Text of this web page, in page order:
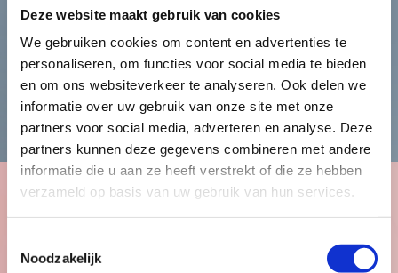
Deze website maakt gebruik van cookies
We gebruiken cookies om content en advertenties te
personaliseren, om functies voor social media te bieden
en om ons websiteverkeer te analyseren. Ook delen we
informatie over uw gebruik van onze site met onze
partners voor social media, adverteren en analyse. Deze
partners kunnen deze gegevens combineren met andere
informatie die u aan ze heeft verstrekt of die ze hebben
verzameld op basis van uw gebruik van hun services.
Noodzakelijk
Heren
Bekijk de herencollectie
Kinderen